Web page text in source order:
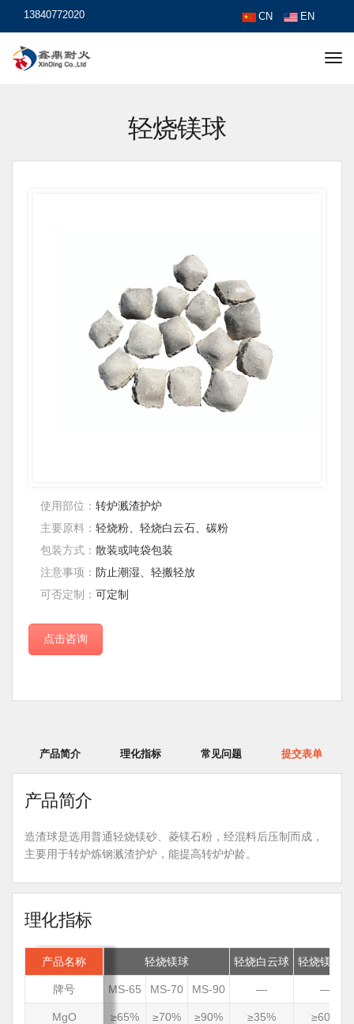
CN EN
13840772020
轻烧镁球
使用部位： 转炉溅渣护炉
主要原料： 轻烧粉、轻烧白云石、碳粉
包装方式： 散装或吨袋包装
注意事项： 防止潮湿、轻搬轻放
可否定制： 可定制
点击咨询
产品简介 理化指标 常见问题 提交表单
产品简介
造渣球是选用普通轻烧镁砂、菱镁石粉，经混料后压制而成，
主要用于转炉炼钢溅渣护炉，能提高转炉炉龄。
理化指标
产品名称
牌号
MgO
轻烧镁球 轻烧白云球 轻烧镁碳球
MS-65 MS-70 MS-90 — —
≥65% ≥70% ≥90% ≥35% ≥60%